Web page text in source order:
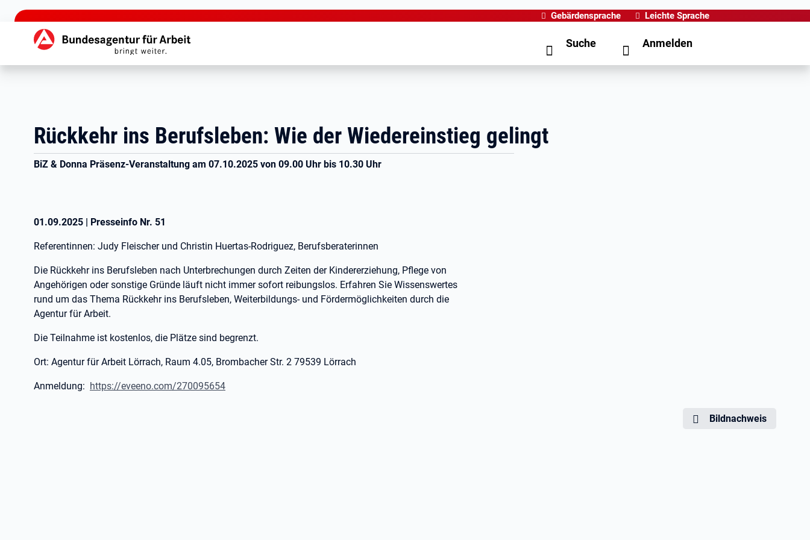
zu den Hauptinhalten springen
Gebärdensprache Leichte Sprache
Hauptnavigation Suche Anmelden
Rückkehr ins Berufsleben: Wie der Wiedereinstieg gelingt
BiZ & Donna Präsenz-Veranstaltung am 07.10.2025 von 09.00 Uhr bis 10.30 Uhr
01.09.2025 | Presseinfo Nr. 51
Referentinnen: Judy Fleischer und Christin Huertas-Rodriguez, Berufsberaterinnen
Die Rückkehr ins Berufsleben nach Unterbrechungen durch Zeiten der Kindererziehung, Pflege von
Angehörigen oder sonstige Gründe läuft nicht immer sofort reibungslos. Erfahren Sie Wissenswertes
rund um das Thema Rückkehr ins Berufsleben, Weiterbildungs- und Fördermöglichkeiten durch die
Agentur für Arbeit.
Die Teilnahme ist kostenlos, die Plätze sind begrenzt.
Ort: Agentur für Arbeit Lörrach, Raum 4.05, Brombacher Str. 2 79539 Lörrach
Anmeldung: https://eveeno.com/270095654
Bildnachweis